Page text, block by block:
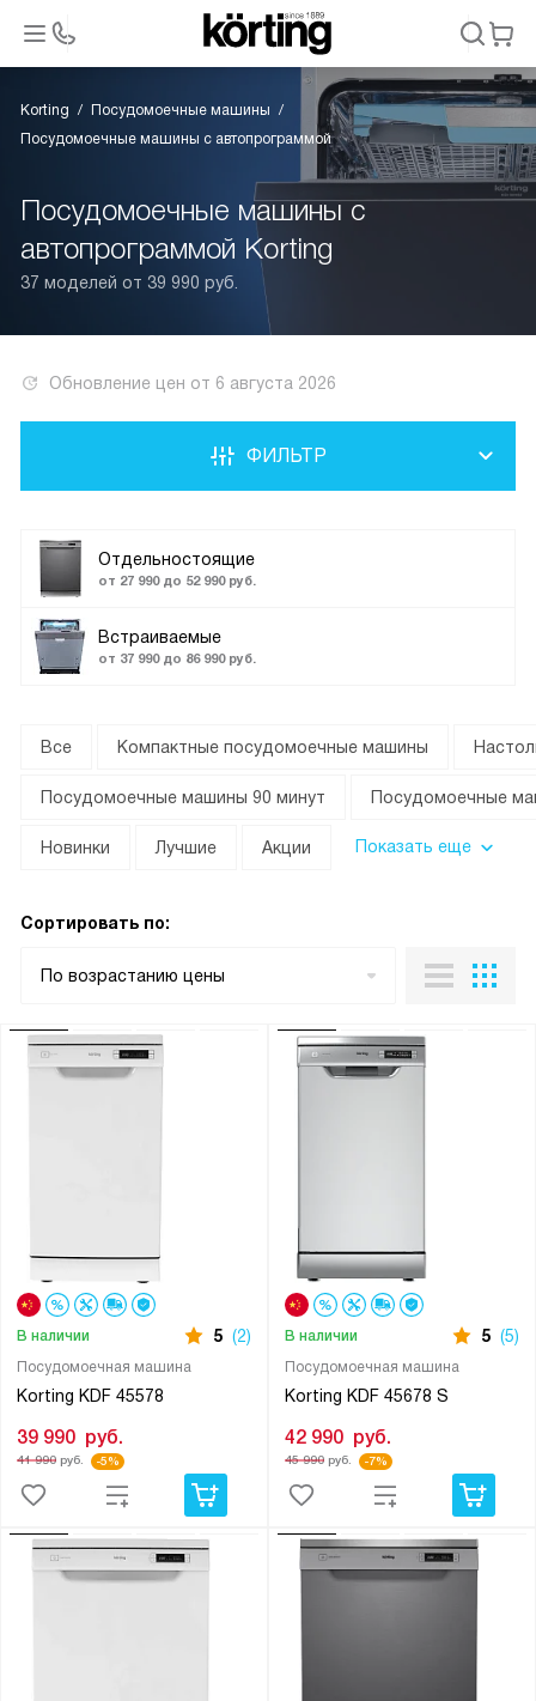
Korting
Посудомоечные машины
Посудомоечные машины с автопрограммой
Посудомоечные машины с
автопрограммой Korting
37 моделей от 39 990 руб.
Обновление цен от 6 августа 2026
Отдельностоящие
от 27 990 до 52 990 руб.
Встраиваемые
от 37 990 до 86 990 руб.
ФИЛЬТР
Все Компактные посудомоечные машины
Посудомоечные машины 90 минут Посудомоечные
Новинки Лучшие Акции Показать еще
Сортировать по:
По возрастанию цены
Посудомоечная машина
Korting KDF 45578
В наличии 5 (2)
39 990 руб.
41 990руб. -5%
Посудомоечная машина
Korting KDF 45678 S
В наличии 5 (5)
42 990 руб.
45 990руб. -7%